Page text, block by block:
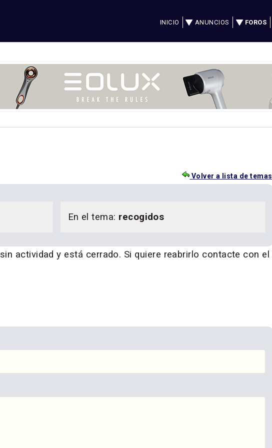
INICIO ANUNCIOS FOROS
Volver a lista de temas
En el tema: recogidos
actividad y está cerrado. Si quiere reabrirlo contacte con el